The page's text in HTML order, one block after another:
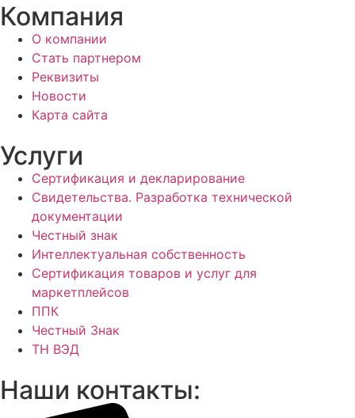
Компания
О компании
Стать партнером
Реквизиты
Новости
Карта сайта
Услуги
Сертификация и декларирование
Свидетельства. Разработка технической
документации
Честный знак
Интеллектуальная собственность
Сертификация товаров и услуг для
маркетплейсов
ППК
Честный Знак
ТН ВЭД
Наши контакты: